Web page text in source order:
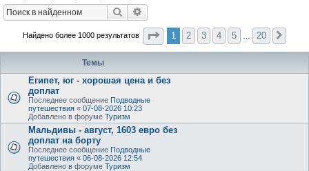
Поиск
Найдено более 1000 результатов Страница1 из
1 2 3 4 5 20
Темы
Египет, юг - хорошая цена и без
доплат
Последнее сообщение Подводные
путешествия « 07-08-2026 10:23
Добавлено в форуме Туризм
Мальдивы - август, 1603 евро без
доплат на борту
Последнее сообщение Подводные
путешествия « 06-08-2026 12:54
Добавлено в форуме Туризм